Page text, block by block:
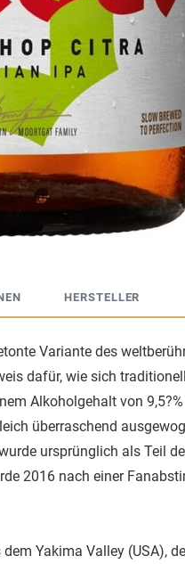
HERSTELLER
Variante des
dafür, wie sich
Alkoholgehalt von
überraschend
ursprünglich als Teil
2016 nach einer
Yakima Valley (USA),